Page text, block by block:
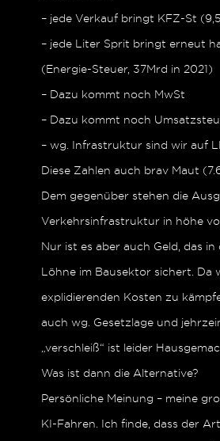
– jede Verkauf bringt KFZ-St
– jede Liter Sprit bringt erneut
(Energie-Steuer, 37Mrd in 2021)
– Dazu kommt noch MwSt
– Dazu kommt noch
– wg. Infrastruktur sind wir auf
Diese Zahlen auch brav Maut
Dem gegenüber stehen die
Verkehrsinfrastruktur in höhe
Nur ist es aber auch Geld, das
Löhne im Bausektor sichert. Da
explidierenden Kosten zu
auch wg. Gesetzlage und
„verschleiß“ ist leider
Was ist dann die Alternative?
Persönliche Meinung – meine
KI-Fahren. Ich finde, dass der